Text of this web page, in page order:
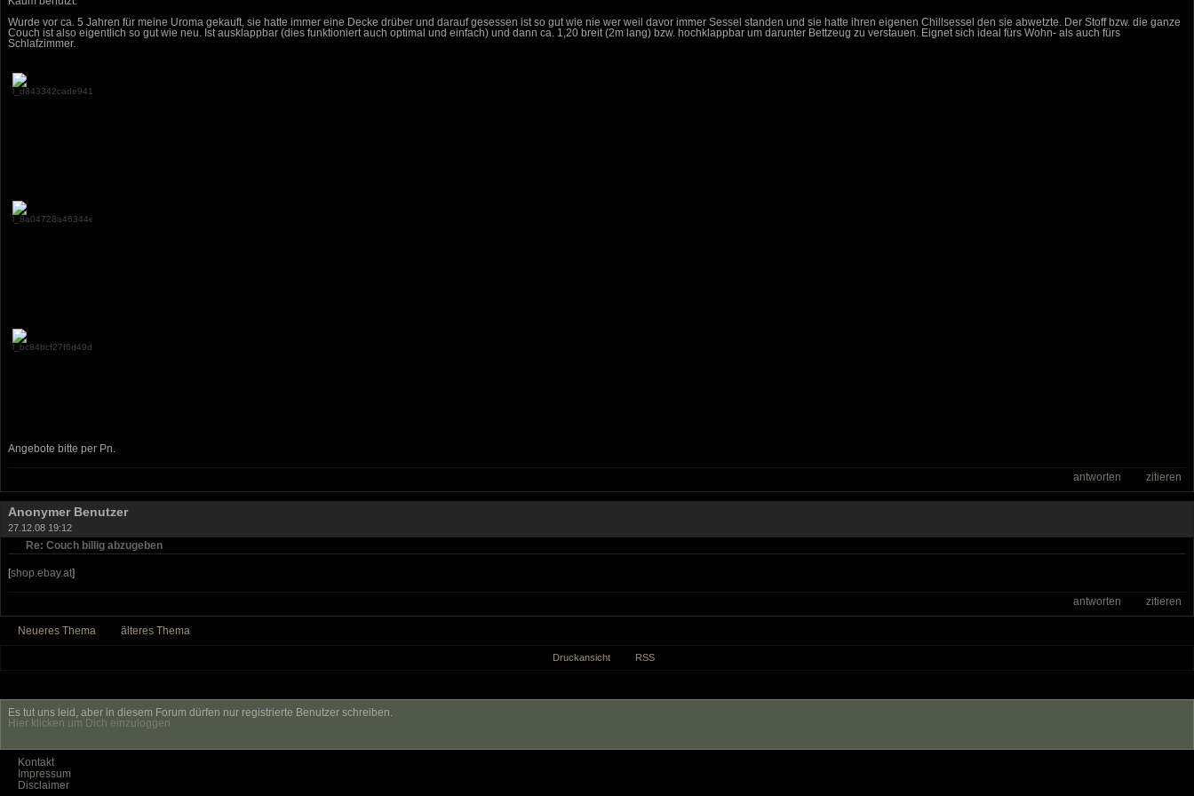
Wurde vor ca. 5 Jahren für meine Uroma gekauft, sie hatte immer eine Decke drüber und darauf gesessen ist so gut wie nie wer weil davor immer Sessel standen und sie hatte ihren eigenen Chillsessel den sie abwetzte. Der Stoff bzw. die ganze
Couch ist also eigentlich so gut wie neu. Ist ausklappbar (dies funktioniert auch optimal und einfach) und dann ca. 1,20 breit (2m lang) bzw. hochklappbar um darunter Bettzeug zu verstauen. Eignet sich ideal fürs Wohn- als auch fürs
Schlafzimmer.
Angebote bitte per Pn.
antworten zitieren
Anonymer Benutzer
27.12.08 19:12
Re: Couch billig abzugeben
[shop.ebay.at]
antworten zitieren
Neueres Thema älteres Thema
Druckansicht RSS
Es tut uns leid, aber in diesem Forum dürfen nur registrierte Benutzer schreiben.
Hier klicken um Dich einzuloggen
Kontakt
Impressum
Disclaimer